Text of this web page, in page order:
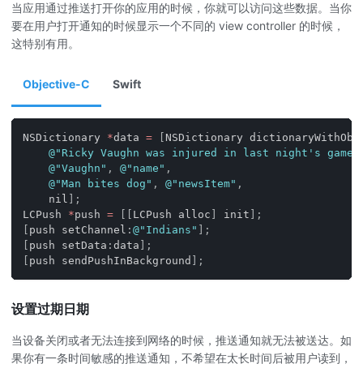
当应用通过推送打开你的应用的时候，你就可以访问这些数据。当你
要在用户打开通知的时候显示一个不同的 view controller 的时候，
这特别有用。
Objective-C Swift
NSDictionary *data =
NSDictionary
@"Ricky Vaughn was injured in last night's
@"Vaughn" , @"name" ,
@"Man bites dog" , @"newsItem" ,
    nil
;
LCPush *push = LCPush alloc init
;
push setChannel : @"Indians"
;
push setData : data
;
push sendPushInBackground ;
设置过期日期
当设备关闭或者无法连接到网络的时候，推送通知就无法被送达。如
果你有一条时间敏感的推送通知，不希望在太长时间后被用户读到，